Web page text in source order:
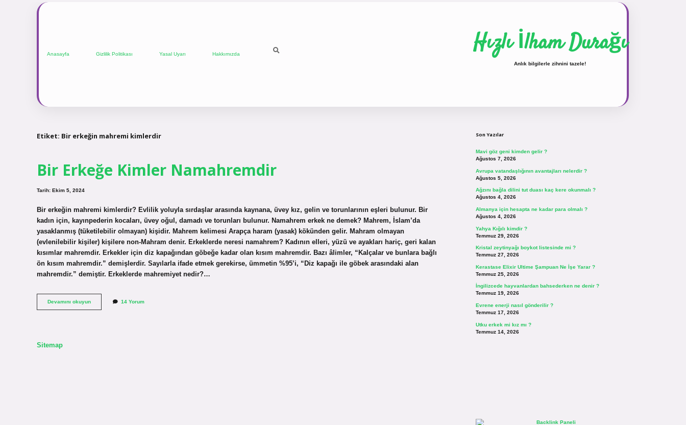
Anasayfa Gizlilik Politikası Yasal Uyarı Hakkımızda Hızlı İlham Durağı
Anlık bilgilerle zihnini tazele!
Etiket: Bir erkeğin mahremi kimlerdir
Bir Erkeğe Kimler Namahremdir
Tarih: Ekim 5, 2024
Bir erkeğin mahremi kimlerdir? Evlilik yoluyla sırdaşlar arasında kaynana, üvey kız, gelin ve torunlarının eşleri bulunur. Bir
kadın için, kayınpederin kocaları, üvey oğul, damadı ve torunları bulunur. Namahrem erkek ne demek? Mahrem, İslam’da
yasaklanmış (tüketilebilir olmayan) kişidir. Mahrem kelimesi Arapça haram (yasak) kökünden gelir. Mahram olmayan
(evlenilebilir kişiler) kişilere non-Mahram denir. Erkeklerde neresi namahrem? Kadının elleri, yüzü ve ayakları hariç, geri kalan
kısımlar mahremdir. Erkekler için diz kapağından göbeğe kadar olan kısım mahremdir. Bazı âlimler, “Kalçalar ve bunlara bağlı
ön kısım mahremdir.” demişlerdir. Sayılarla ifade etmek gerekirse, ümmetin %95’i, “Diz kapağı ile göbek arasındaki alan
mahremdir.” demiştir. Erkeklerde mahremiyet nedir?…
Devamını okuyunBir
Erkeğe
14 Yorum
Sitemap
Son Yazılar
Mavi göz geni kimden gelir ?
Ağustos 7, 2026
Avrupa vatandaşlığının avantajları nelerdir ?
Ağustos 5, 2026
Ağzını bağla dilini tut duası kaç kere okunmalı ?
Ağustos 4, 2026
Almanya için hesapta ne kadar para olmalı ?
Ağustos 4, 2026
Yahya Kığılı kimdir ?
Temmuz 29, 2026
Kristal zeytinyağı boykot listesinde mi ?
Temmuz 27, 2026
Kerastase Elixir Ultime Şampuan Ne İşe Yarar ?
Temmuz 25, 2026
İngilizcede hayvanlardan bahsederken ne denir ?
Temmuz 19, 2026
Evrene enerji nasıl gönderilir ?
Temmuz 17, 2026
Utku erkek mi kız mı ?
Temmuz 14, 2026